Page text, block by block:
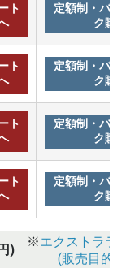
ト
定額制・バリ
ク購
ト
定額制・バリ
ク購
ト
定額制・バリ
ク購
ト
定額制・バリ
ク購
)
※エクストララ
(販売目的